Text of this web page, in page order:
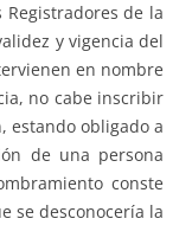
de la
y vigencia del
en nombre
no cabe inscribir
estando obligado a
de una persona
conste
se desconocería la